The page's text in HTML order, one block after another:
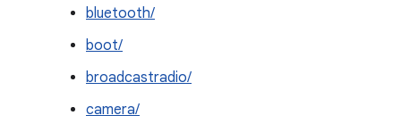
bluetooth/
boot/
broadcastradio/
camera/